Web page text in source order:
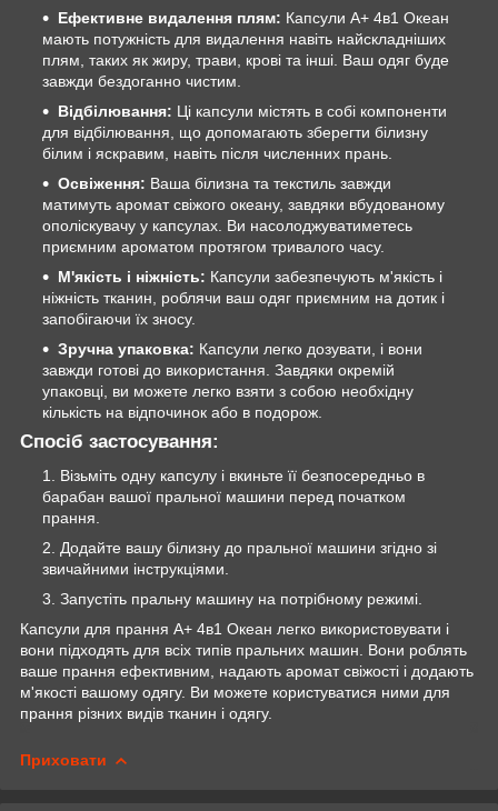
Ефективне видалення плям: Капсули А+ 4в1 Океан
мають потужність для видалення навіть найскладніших
плям, таких як жиру, трави, крові та інші. Ваш одяг буде
завжди бездоганно чистим.
Відбілювання: Ці капсули містять в собі компоненти
для відбілювання, що допомагають зберегти білизну
білим і яскравим, навіть після численних прань.
Освіження: Ваша білизна та текстиль завжди
матимуть аромат свіжого океану, завдяки вбудованому
ополіскувачу у капсулах. Ви насолоджуватиметесь
приємним ароматом протягом тривалого часу.
М'якість і ніжність: Капсули забезпечують м'якість і
ніжність тканин, роблячи ваш одяг приємним на дотик і
запобігаючи їх зносу.
Зручна упаковка: Капсули легко дозувати, і вони
завжди готові до використання. Завдяки окремій
упаковці, ви можете легко взяти з собою необхідну
кількість на відпочинок або в подорож.
Спосіб застосування:
Візьміть одну капсулу і вкиньте її безпосередньо в
барабан вашої пральної машини перед початком
прання.
Додайте вашу білизну до пральної машини згідно зі
звичайними інструкціями.
Запустіть пральну машину на потрібному режимі.
Капсули для прання А+ 4в1 Океан легко використовувати і
вони підходять для всіх типів пральних машин. Вони роблять
ваше прання ефективним, надають аромат свіжості і додають
м'якості вашому одягу. Ви можете користуватися ними для
прання різних видів тканин і одягу.
Приховати